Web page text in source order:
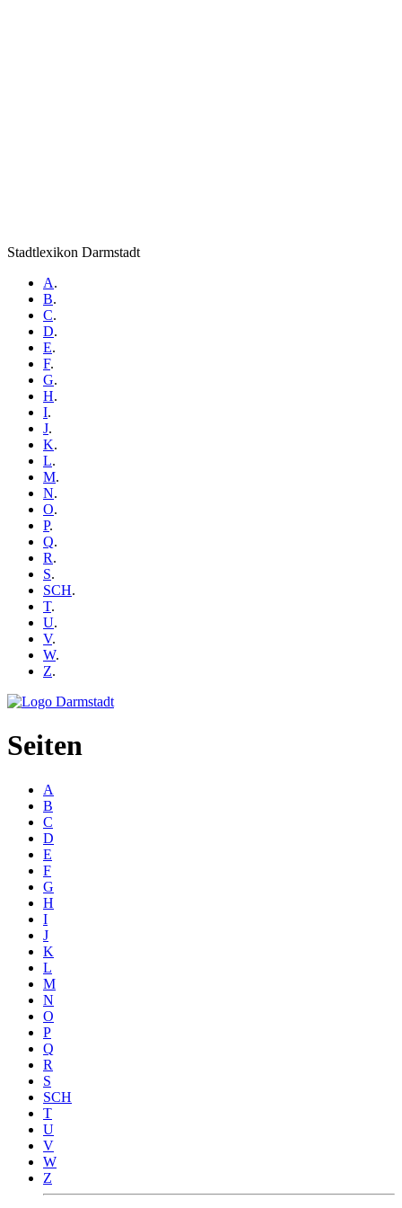
Stadtlexikon Darmstadt
A.
B.
C.
D.
E.
F.
G.
H.
I.
J.
K.
L.
M.
N.
O.
P.
Q.
R.
S.
SCH.
T.
U.
V.
W.
Z.
Seiten
A
B
C
D
E
F
G
H
I
J
K
L
M
N
O
P
Q
R
S
SCH
T
U
V
W
Z